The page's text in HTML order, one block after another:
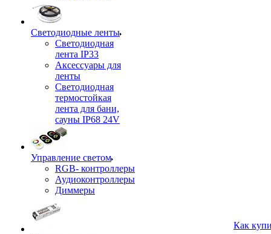
Светодиодные ленты
Светодиодная
лента IP33
Аксессуары для
ленты
Светодиодная
термостойкая
лента для бани,
сауны IP68 24V
Управление светом
RGB- контроллеры
Аудиоконтроллеры
Диммеры
Как